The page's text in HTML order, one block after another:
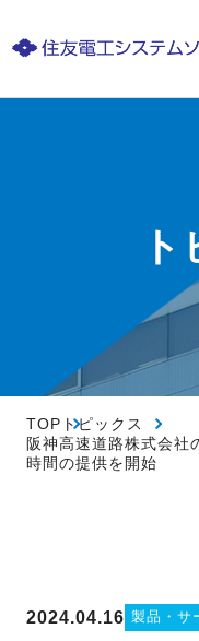
TOP トピックス
阪神高速道路株式会社
時間の提供を開始
2024.04.16 製品・サ